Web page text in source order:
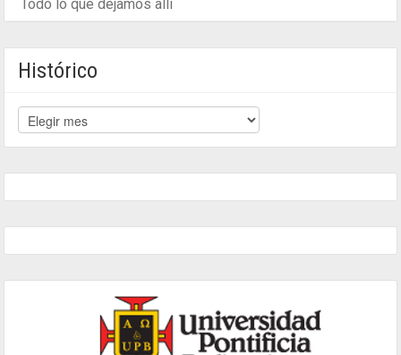
Todo lo que dejamos allí
Histórico